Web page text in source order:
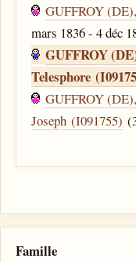
GUFFROY
mars 1836 - 4 déc
GUFFROY
Telesphore
GUFFROY
Joseph (I091755)
Famille